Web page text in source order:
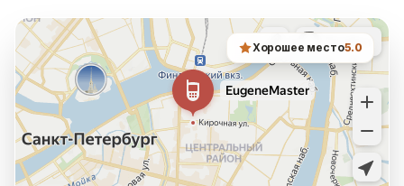
Хорошее место5.0